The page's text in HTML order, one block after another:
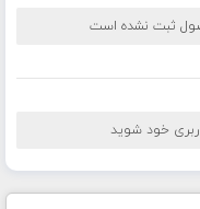
ثبت نشده است
خود شوید